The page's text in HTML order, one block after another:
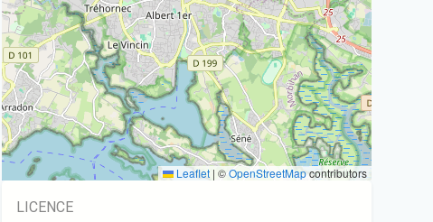
Leaflet | ©OpenStreetMapcontributors
LICENCE